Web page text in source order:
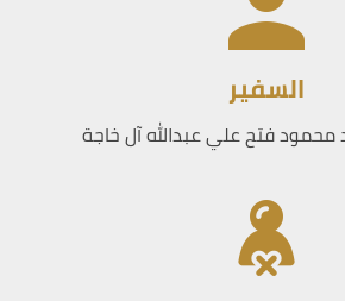
السفير
فتح علي عبدالله آل خاجة